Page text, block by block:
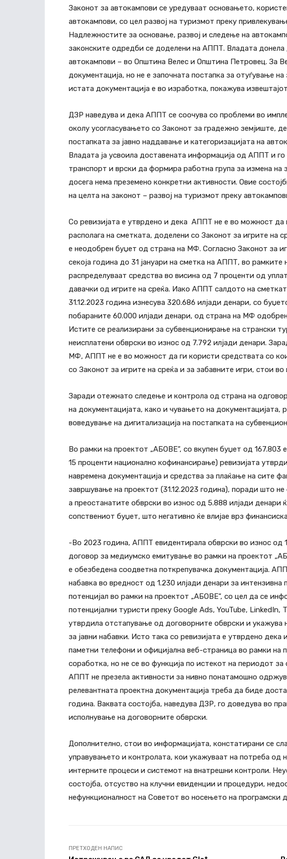
Законот за автокампови се уредуваат основањето,
автокампови, со цел развој на туризмот преку
Надлежностите за основање, развој и следење на
законските одредби се доделени на АППТ. Владата донела
автокампови – во Општина Велес и Општина Петровец. За
документација, но не е започната постапка за отуѓување
истата документација е во изработка, покажува
ДЗР наведува и дека АППТ се соочува со проблеми во
околу усогласувањето со Законот за градежно земјиште,
постапката за јавно наддавање и категоризацијата на
Владата ја усвоила доставената информација од АППТ и
транспорт и врски да формира работна група за измена на
досега нема преземено конкретни активности. Овие
на целта на законот – развој на туризмот преку
Со ревизијата е утврдено и дека АППТ не е во можност да
располага на сметката, доделени со Законот за игрите на
е неодобрен буџет од страна на МФ. Согласно Законот за
секоја година до 31 јануари на сметка на АППТ, во рамките
распределуваат средства во висина од 7 проценти од
давачки од игрите на среќа. Иако АППТ салдото на
31.12.2023 година изнесува 320.686 илјади денари, со
побараните 60.000 илјади денари, од страна на МФ
Истите се реализирани за субвенционирање на странски
неисплатени обврски во износ од 7.792 илјади денари.
МФ, АППТ не е во можност да ги користи средствата со
со Законот за игрите на среќа и за забавните игри, стои во
Заради отежнато следење и контрола од страна на
на документацијата, како и чувањето на документацијата,
воведување на дигитализација на постапката на
Во рамки на проектот „АБОВЕ“, со вкупен буџет од
15 проценти национално кофинансирање) ревизијата
навремена документација и средства за плаќање на сите
завршување на проектот (31.12.2023 година), поради што
а преостанатите обврски во износ од 5.888 илјади денари
сопствениот буџет, што негативно ќе влијае врз
-Во 2023 година, АППТ евидентирала обврски во износ од
договор за медиумско емитување во рамки на проектот
е обезбедена соодветна поткрепувачка документација.
набавка во вредност од 1.230 илјади денари за интензивна
потенцијал во рамки на проектот „АБОВЕ“, со цел да се
потенцијални туристи преку Google Ads, YouTube, LinkedIn,
утврдила отстапување од договорните обврски и укажува
за јавни набавки. Исто така со ревизијата е утврдено дека
паметни телефони и официјална веб-страница во рамки на
соработка, но не се во функција по истекот на периодот
АППТ не презела активности за нивно понатамошно
релевантната проектна документација треба да биде
година. Ваквата состојба, наведува ДЗР, го доведува во
исполнување на договорните обврски.
Дополнително, стои во информацијата, констатирани се
управувањето и контролата, кои укажуваат на потреба од
интерните процеси и системот на внатрешни контроли.
состојба, отсуство на клучни евиденции и процедури,
нефункционалност на Советот во носењето на програмски
ПРЕТХОДЕН НАПИС